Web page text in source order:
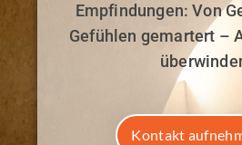
Empfindungen: Von
Gefühlen gemartert –
Kontakt